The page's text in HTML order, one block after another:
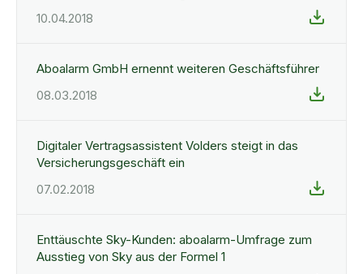
10.04.2018
Aboalarm GmbH ernennt weiteren Geschäftsführer
08.03.2018
Digitaler Vertragsassistent Volders steigt in das
Versicherungsgeschäft ein
07.02.2018
Enttäuschte Sky-Kunden: aboalarm-Umfrage zum
Ausstieg von Sky aus der Formel 1